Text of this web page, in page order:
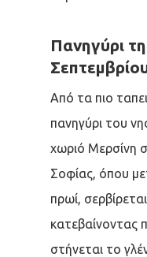
Πανηγύρι
Από τα πιο
πανηγύρι του
χωριό Μερσίνη
Σοφίας, όπου
πρωί,
κατεβαίνοντας
στήνεται το